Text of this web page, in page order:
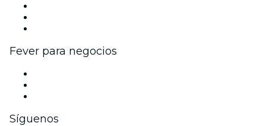
Fever para negocios
Síguenos